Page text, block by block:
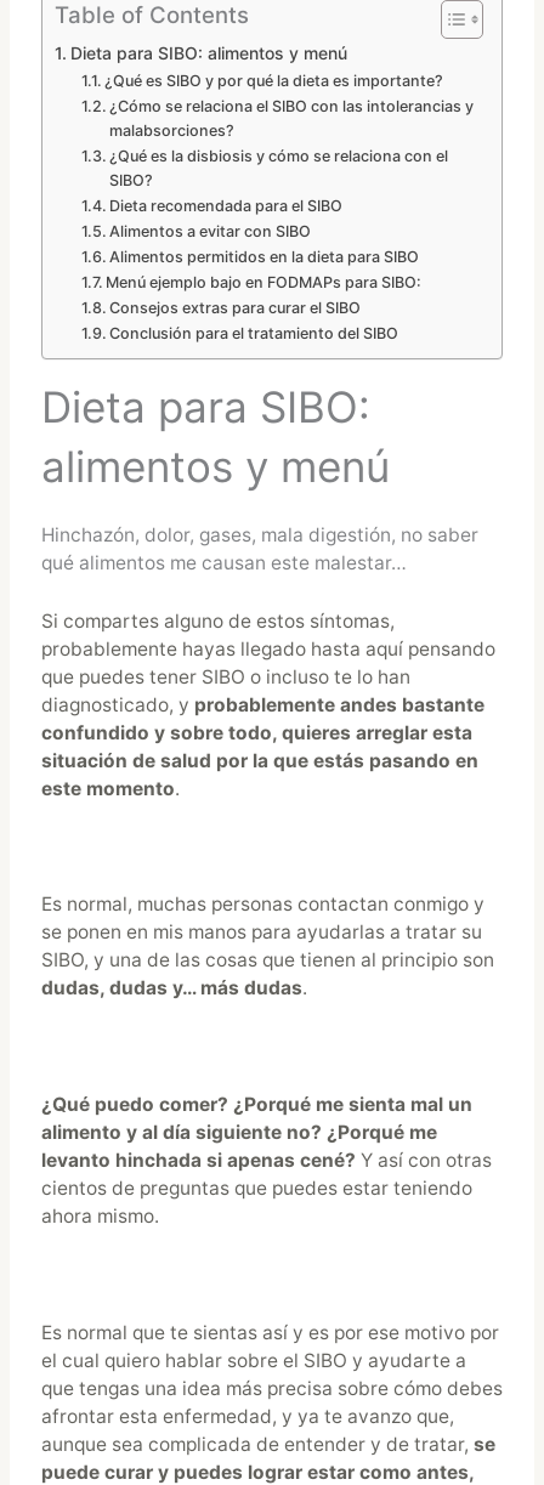
Table of Contents
Dieta para SIBO: alimentos y menú
¿Qué es SIBO y por qué la dieta es importante?
¿Cómo se relaciona el SIBO con las intolerancias y
malabsorciones?
¿Qué es la disbiosis y cómo se relaciona con el
SIBO?
Dieta recomendada para el SIBO
Alimentos a evitar con SIBO
Alimentos permitidos en la dieta para SIBO
Menú ejemplo bajo en FODMAPs para SIBO:
Consejos extras para curar el SIBO
Conclusión para el tratamiento del SIBO
Dieta para SIBO:
alimentos y menú
Hinchazón, dolor, gases, mala digestión, no saber
qué alimentos me causan este malestar…
Si compartes alguno de estos síntomas,
probablemente hayas llegado hasta aquí pensando
que puedes tener SIBO o incluso te lo han
diagnosticado, y probablemente andes bastante
confundido y sobre todo, quieres arreglar esta
situación de salud por la que estás pasando en
este momento.
Es normal, muchas personas contactan conmigo y
se ponen en mis manos para ayudarlas a tratar su
SIBO, y una de las cosas que tienen al principio son
dudas, dudas y… más dudas.
¿Qué puedo comer? ¿Porqué me sienta mal un
alimento y al día siguiente no? ¿Porqué me
levanto hinchada si apenas cené? Y así con otras
cientos de preguntas que puedes estar teniendo
ahora mismo.
Es normal que te sientas así y es por ese motivo por
el cual quiero hablar sobre el SIBO y ayudarte a
que tengas una idea más precisa sobre cómo debes
afrontar esta enfermedad, y ya te avanzo que,
aunque sea complicada de entender y de tratar, se
puede curar y puedes lograr estar como antes,